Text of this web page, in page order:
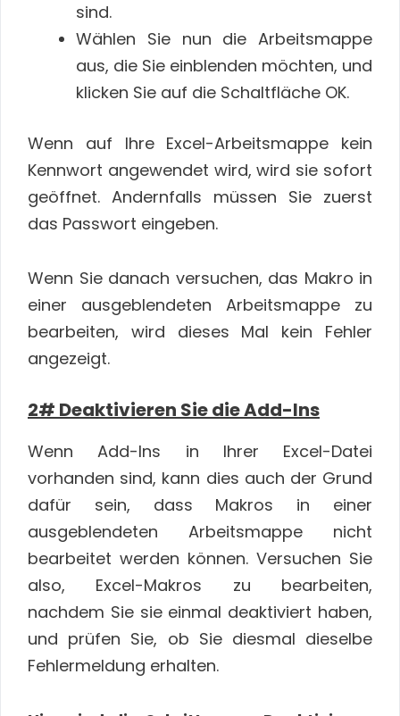
sind.
Wählen Sie nun die Arbeitsmappe
aus, die Sie einblenden möchten, und
klicken Sie auf die Schaltfläche OK.
Wenn auf Ihre Excel-Arbeitsmappe kein
Kennwort angewendet wird, wird sie sofort
geöffnet. Andernfalls müssen Sie zuerst
das Passwort eingeben.
Wenn Sie danach versuchen, das Makro in
einer ausgeblendeten Arbeitsmappe zu
bearbeiten, wird dieses Mal kein Fehler
angezeigt.
2# Deaktivieren Sie die Add-Ins
Wenn Add-Ins in Ihrer Excel-Datei
vorhanden sind, kann dies auch der Grund
dafür sein, dass Makros in einer
ausgeblendeten Arbeitsmappe nicht
bearbeitet werden können. Versuchen Sie
also, Excel-Makros zu bearbeiten,
nachdem Sie sie einmal deaktiviert haben,
und prüfen Sie, ob Sie diesmal dieselbe
Fehlermeldung erhalten.